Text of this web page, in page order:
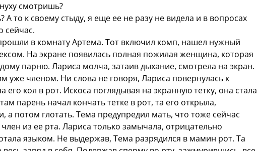
смотришь?
то к своему стыду, я еще ее не разу не видела и в вопросах
сейчас.
в комнату Артема. Тот включил комп, нашел нужный
На экране появилась полная пожилая женщина, которая
парню. Лариса молча, затаив дыхание, смотрела на экран.
членом. Ни слова не говоря, Лариса повернулась к
его кол в рот. Искоса поглядывая на экранную тетку, она стала
парень начал кончать тетке в рот, та его открыла,
а потом глотать. Тема предупредил мать, что тоже сейчас
из ее рта. Лариса только замычала, отрицательно
языком. Не выдержав, Тема разрядился в мамин рот. Та